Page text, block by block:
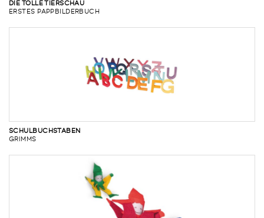
DIE TOLLE TIERSCHAU
ERSTES PAPPBILDERBUCH
SCHULBUCHSTABEN
GRIMMS